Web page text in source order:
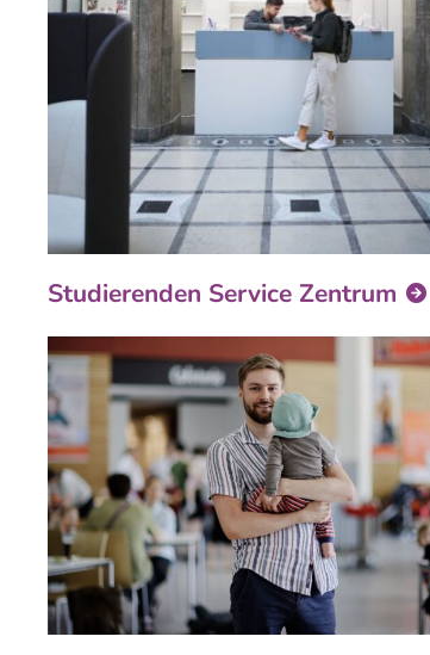
Studierenden Service Zentrum